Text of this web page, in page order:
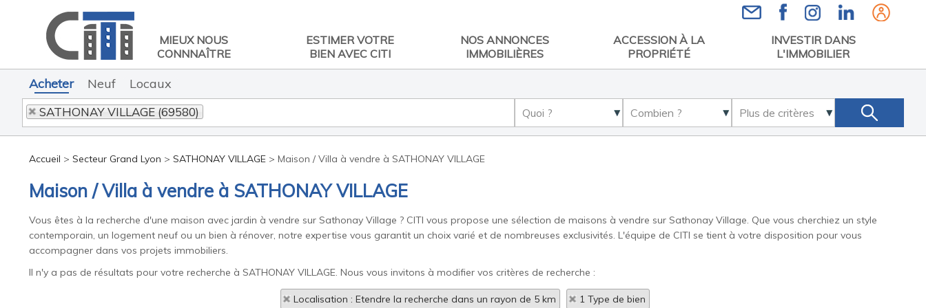
MIEUX NOUS
CONNNAÎTRE
ESTIMER VOTRE
BIEN AVEC CITI
NOS ANNONCES
IMMOBILIÈRES
ACCESSION À LA
PROPRIÉTÉ
INVESTIR DANS
L'IMMOBILIER
Acheter Neuf Locaux
SATHONAY VILLAGE (69580)
Accueil > Secteur Grand Lyon > SATHONAY VILLAGE > Maison / Villa à vendre à SATHONAY VILLAGE
Maison / Villa à vendre à SATHONAY VILLAGE
Vous êtes à la recherche d'une maison avec jardin à vendre sur Sathonay Village ? CITI vous propose une sélection de maisons à vendre sur Sathonay Village. Que vous cherchiez un style
contemporain, un logement neuf ou un bien à rénover, notre expertise vous garantit un choix varié et de nombreuses exclusivités. L'équipe de CITI se tient à votre disposition pour vous
accompagner dans vos projets immobiliers.
Il n'y a pas de résultats pour votre recherche à SATHONAY VILLAGE. Nous vous invitons à modifier vos critères de recherche :
Localisation : Etendre la recherche dans un rayon de 5 km 1 Type de bien